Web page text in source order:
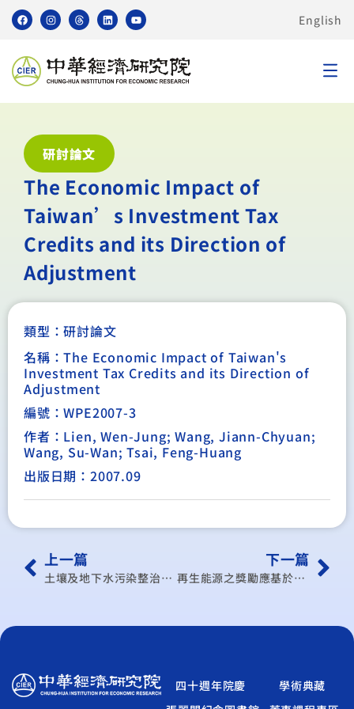
English
研討論文
The Economic Impact of
Taiwan’s Investment Tax
Credits and its Direction of
Adjustment
類型：研討論文
名稱：The Economic Impact of Taiwan's
Investment Tax Credits and its Direction of
Adjustment
編號：WPE2007-3
作者：Lien, Wen-Jung; Wang, Jiann-Chyuan;
Wang, Su-Wan; Tsai, Feng-Huang
出版日期：2007.09
上一篇
土壤及地下水污染整治法中損害賠償責任制度之經濟分析
下一篇
再生能源之獎勵應基於粗能源產出或淨能源產出？
四十週年院慶
學術典藏